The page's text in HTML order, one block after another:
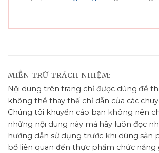
MIỄN TRỪ TRÁCH NHIỆM:
Nội dung trên trang chỉ được dùng để
không thể thay thế chỉ dẫn của các
Chúng tôi khuyến cáo bạn không nên
những nội dung này mà hãy luôn đọc
hướng dẫn sử dụng trước khi dùng sản
bố liên quan đến thực phẩm chức năng